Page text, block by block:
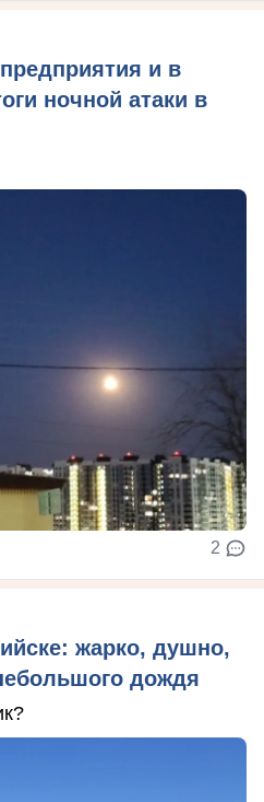
и в
ночной атаки в
2
жарко, душно,
дождя